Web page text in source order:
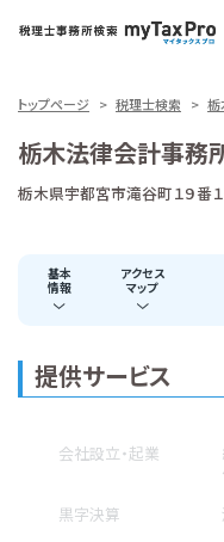
トップページ 税理士検索 栃
栃木法律会計事務
栃木県宇都宮市滝谷町１９
基本
情報
アクセス
マップ
提供サービス
会社設立・起業
黒字決算